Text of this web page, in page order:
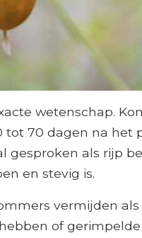
wetenschap.
70 dagen na het
als rijp
en stevig is.
vermijden
of